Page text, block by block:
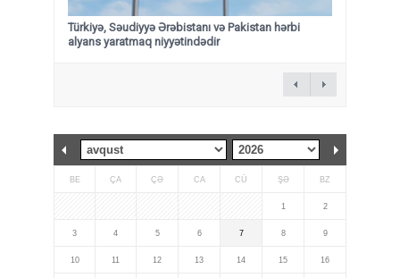
Türkiyə, Səudiyyə Ərəbistanı və Pakistan hərbi
alyans yaratmaq niyyətindədir
BE ÇA ÇƏ CA CÜ ŞƏ BZ
1 2
3 4 5 6 7 8 9
10 11 12 13 14 15 16